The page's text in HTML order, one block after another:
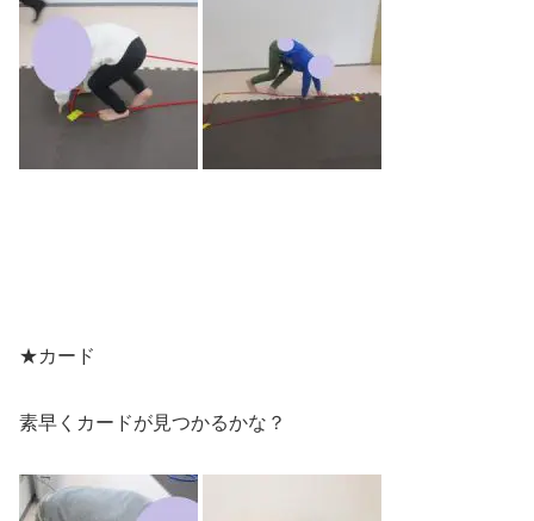
★カード
素早くカードが見つかるかな？